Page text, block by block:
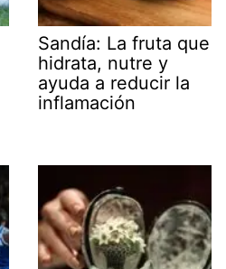
Sandía: La fruta que
hidrata, nutre y
ayuda a reducir la
inflamación